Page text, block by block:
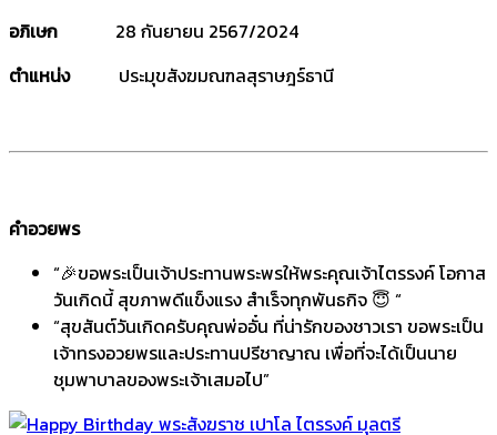
อภิเษก 28 กันยายน 2567/2024
ตำแหน่งประมุขสังฆมณฑลสุราษฎร์ธานี
คำอวยพร
“🎉ขอพระเป็นเจ้าประทานพระพรให้พระคุณเจ้าไตรรงค์ โอกาส
วันเกิดนี้ สุขภาพดีแข็งแรง สำเร็จทุกพันธกิจ 😇 “
“สุขสันต์วันเกิดครับคุณพ่ออั๋น ที่น่ารักของชาวเรา ขอพระเป็น
เจ้าทรงอวยพรและประทานปรีชาญาณ เพื่อที่จะได้เป็นนาย
ชุมพาบาลของพระเจ้าเสมอไป”